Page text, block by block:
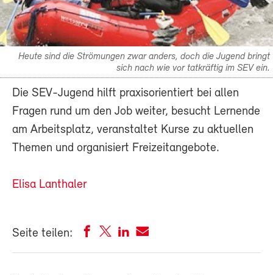
Heute sind die Strömungen zwar anders, doch die Jugend bringt
sich nach wie vor tatkräftig im SEV ein.
Die SEV-Jugend hilft praxisorientiert bei allen
Fragen rund um den Job weiter, besucht Lernende
am Arbeitsplatz, veranstaltet Kurse zu aktuellen
Themen und organisiert Freizeitangebote.
Elisa Lanthaler
Seite teilen: